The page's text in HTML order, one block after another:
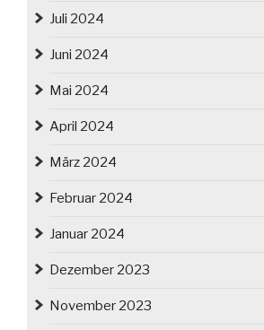
Juli 2024
Juni 2024
Mai 2024
April 2024
März 2024
Februar 2024
Januar 2024
Dezember 2023
November 2023